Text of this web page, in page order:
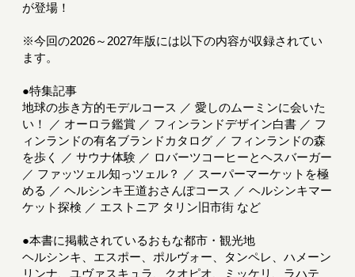
が登場！
※今回の2026～2027年版には以下の内容が収録されてい
ます。
●特集記事
地球の歩き方的モデルコース ／ 愛しのムーミンに会いた
い！ ／ オーロラ鑑賞 ／ フィンランドデザイン白書 ／ フ
ィンランドの有名ブランドカタログ ／ フィンランドの森
を歩く ／ サウナ体験 ／ ロバーツコーヒーとヘスバーガー
／ ファッツェル知っツェル？ ／ スーパーマーケットを極
める ／ ヘルシンキ王道おさんぽコース ／ ヘルシンキマー
ケット探検 ／ エストニア タリン旧市街 など
●本書に掲載されているおもな都市・観光地
ヘルシンキ、エスポー、ポルヴォー、タンペレ、ハメーン
リンナ、ユヴァスキュラ、クオピオ、ミッケリ、ラハテ